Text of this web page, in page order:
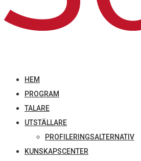
HEM
PROGRAM
TALARE
UTSTÄLLARE
PROFILERINGSALTERNATIV
KUNSKAPSCENTER